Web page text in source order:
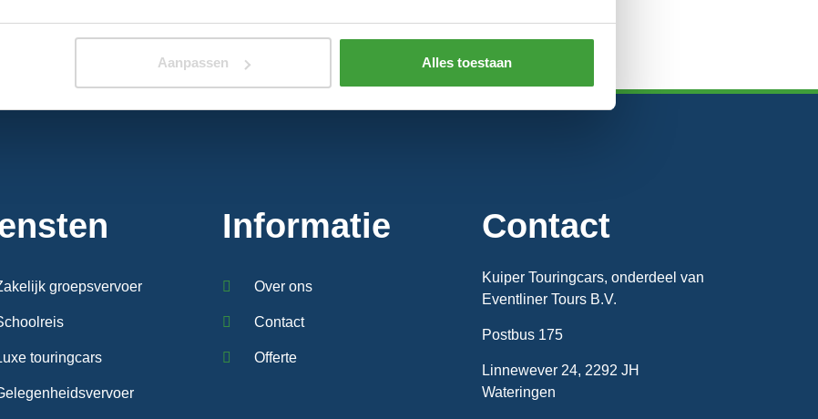
Aanpassen Alles toestaan
groepsvervoer
touringcars
Informatie
Over ons
Contact
Offerte
Contact
Kuiper Touringcars, onderdeel van
Eventliner Tours B.V.
Postbus 175
Linnewever 24, 2292 JH
Wateringen